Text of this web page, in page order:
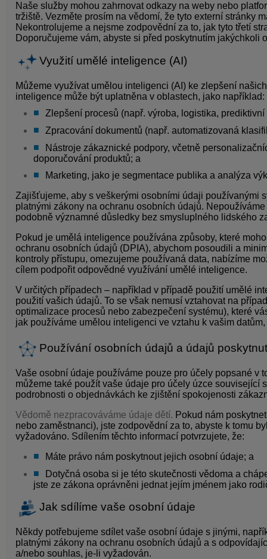
Naše služby mohou zahrnovat odkazy na weby nebo
tržiště. Vezměte prosím na vědomí, že tyto externí stránky
Nekontrolujeme a nejsme zodpovědní za to, jak tyto třetí
Doporučujeme vám, abyste si před poskytnutím
Využití umělé inteligence (AI)
Můžeme využívat umělou inteligenci (AI) ke zlepšení
inteligence může být uplatněna v oblastech, jako například:
Zlepšení procesů (např. výroba, logistika,
Zpracování dokumentů (např. automatizovaná
Nástroje zákaznické podpory, včetně
doporučování produktů; a
Marketing, jako je segmentace publika a analýza
Zajišťujeme, aby s veškerými osobními údaji používanými
platnými zákony na ochranu osobních údajů.
podobně významné důsledky bez smysluplného lidského
Pokud je umělá inteligence používána způsoby, které
ochranu osobních údajů (DPIA), abychom posoudili a
kontroly přístupu, omezujeme používaná data, nabízíme
cílem podpořit odpovědné využívání umělé inteligence.
V určitých případech – například v případě použití umělé
použití vašich údajů. To se však nemusí vztahovat na
optimalizace procesů nebo zabezpečení systému), které
jak používáme umělou inteligenci ve vztahu k vašim
Používání osobních údajů a údajů
Vaše osobní údaje používáme pouze pro účely popsané v
můžeme také použít vaše údaje pro účely úzce
podrobnosti o objednávkách ke zjištění spokojenosti
Vědomě nezpracováváme údaje dětí. Pokud nám
nebo zaměstnanci), jste zodpovědní za to, abyste k tomu
vyžadováno. Sdílením těchto informací potvrzujete, že:
Máte právo nám poskytnout jejich osobní údaje; a
Dotyčná osoba si je této skutečnosti vědoma a
jste ze zákona oprávněni jednat jejím jménem jako
Jak sdílíme vaše osobní údaje
Někdy potřebujeme sdílet vaše osobní údaje s jinými,
platnými zákony na ochranu osobních údajů a s
a/nebo souhlas, je-li vyžadován.